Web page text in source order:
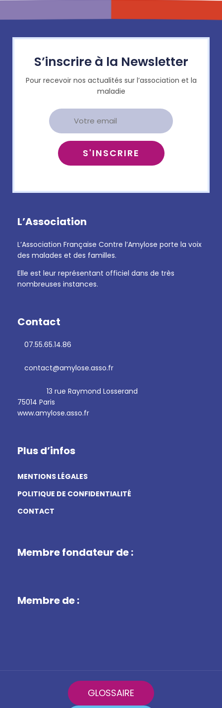
S’inscrire à la Newsletter
Pour recevoir nos actualités sur l’association et la
maladie
L’Association
L’Association Française Contre l’Amylose porte la voix
des malades et des familles.
Elle est leur représentant officiel dans de très
nombreuses instances.
Contact
07.55.65.14.86
contact@amylose.asso.fr
13 rue Raymond Losserand
75014 Paris
www.amylose.asso.fr
Plus d’infos
MENTIONS LÉGALES
POLITIQUE DE CONFIDENTIALITÉ
CONTACT
Membre fondateur de :
Membre de :
GLOSSAIRE